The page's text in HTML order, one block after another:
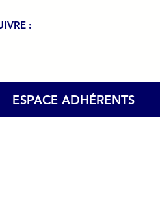
:
ESPACE ADHÉRENTS